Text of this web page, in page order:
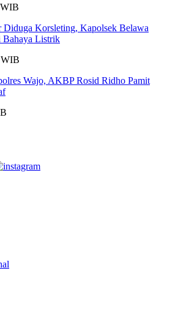
Diduga Korsleting, Kapolsek Belawa
Bahaya Listrik
WIB
Wajo, AKBP Rosid Ridho Pamit